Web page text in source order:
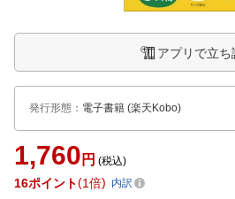
アプリで立ち
発行形態 ： 電子書籍 (楽天Kobo)
1,760 円 (税込)
16ポイント 1倍 内訳